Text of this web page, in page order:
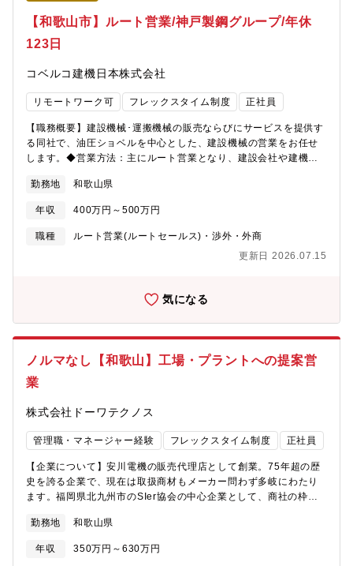
【和歌山市】ルート営業/神戸製鋼グループ/年休
123日
コベルコ建機日本株式会社
リモートワーク可 フレックスタイム制度 正社員
【職務概要】建設機械･運搬機械の販売ならびにサービスを提供す
る同社で、油圧ショベルを中心とした、建設機械の営業をお任せ
します。◆営業方法：主にルート営業となり、建設会社や建機の
す。◆顧客属性：既存のお客様が中心になる為、買い替えの提案
がメインとなります。他にも、新規のお客様への開拓営業や、販
売代理店のフォローを行います。◆予算：半期ごと予算が割り振
られます。個々人によって異なりますが概ね数十台を個人目標に
ホイールローダや用途別専用機（建物解体機、自動車解体機、資
す。また、現在はICT建機も販売しており、作業効率化や安全性向
上を実現しております。◇詳細URL：https://www.kobelco-
kenki.co.jp/products/#model◇ICT建機：https://www.kobelco-
kenki.co.jp/pickup/horunavi/◆出張：主に営業所所在県内を担当
いただきます。そのため頻度は年に数回程度であり、展示会など
のイベント時に出張となります。
勤務地 和歌山県
年収 400万円～500万円
職種
ルート営業(ルートセールス)・渉外・外商
更新日 2026.07.15
気になる
ノルマなし【和歌山】工場・プラントへの提案営
業
株式会社ドーワテクノス
管理職・マネージャー経験 フレックスタイム制度 正社員
【企業について】安川電機の販売代理店として創業。75年超の歴
史を誇る企業で、現在は取扱商材もメーカー問わず多岐にわたり
ます。福岡県北九州市のSIer協会の中心企業として、商社の枠を
者などの技術者に向けて工業製品の営業を行っていただきます。
FA（工場自動化）製品による省力化や効率化提案等、お客様の課
題を解決するソリューション営業です。■製造業向けのルート営業
勤務地 和歌山県
年収 350万円～630万円